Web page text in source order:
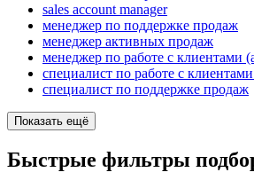
sales account manager
менеджер по поддержке продаж
менеджер активных продаж
менеджер по работе с клиентами
специалист по работе с
специалист по поддержке продаж
Показать ещё
Быстрые фильтры